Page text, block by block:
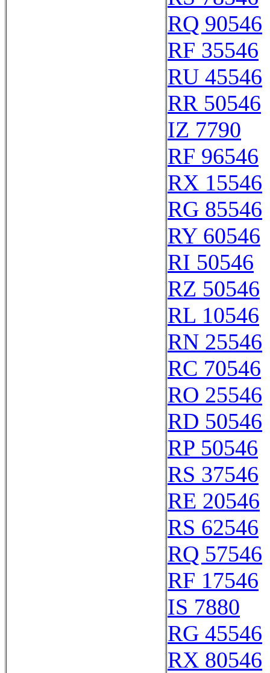
RQ 90546
RF 35546
RU 45546
RR 50546
IZ 7790
RF 96546
RX 15546
RG 85546
RY 60546
RI 50546
RZ 50546
RL 10546
RN 25546
RC 70546
RO 25546
RD 50546
RP 50546
RS 37546
RE 20546
RS 62546
RQ 57546
RF 17546
IS 7880
RG 45546
RX 80546